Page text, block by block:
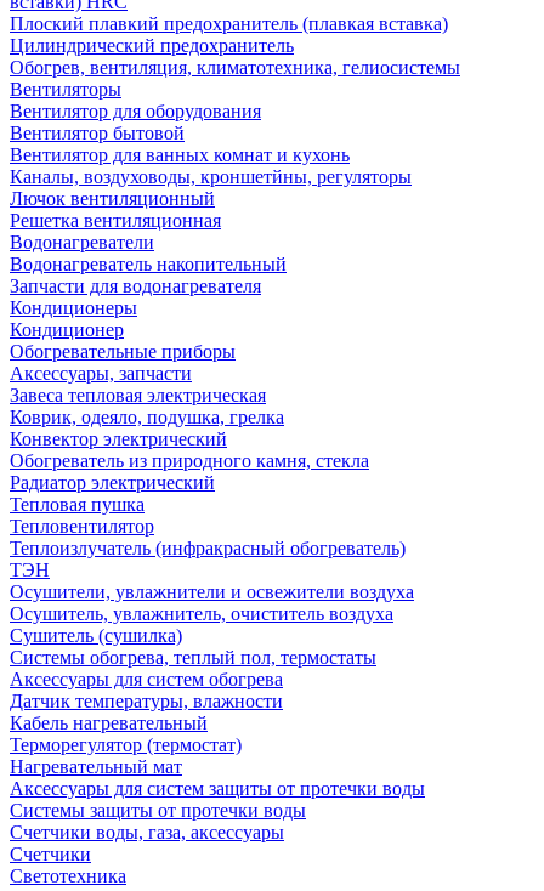
Плоский плавкий предохранитель (плавкая вставка)
Цилиндрический предохранитель
Обогрев, вентиляция, климатотехника, гелиосистемы
Вентиляторы
Вентилятор для оборудования
Вентилятор бытовой
Вентилятор для ванных комнат и кухонь
Каналы, воздуховоды, кроншетйны, регуляторы
Лючок вентиляционный
Решетка вентиляционная
Водонагреватели
Водонагреватель накопительный
Запчасти для водонагревателя
Кондиционеры
Кондиционер
Обогревательные приборы
Аксессуары, запчасти
Завеса тепловая электрическая
Коврик, одеяло, подушка, грелка
Конвектор электрический
Обогреватель из природного камня, стекла
Радиатор электрический
Тепловая пушка
Тепловентилятор
Теплоизлучатель (инфракрасный обогреватель)
ТЭН
Осушители, увлажнители и освежители воздуха
Осушитель, увлажнитель, очиститель воздуха
Сушитель (сушилка)
Системы обогрева, теплый пол, термостаты
Аксессуары для систем обогрева
Датчик температуры, влажности
Кабель нагревательный
Терморегулятор (термостат)
Нагревательный мат
Аксессуары для систем защиты от протечки воды
Системы защиты от протечки воды
Счетчики воды, газа, аксессуары
Счетчики
Светотехника